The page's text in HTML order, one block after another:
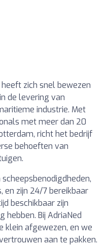
heeft zich snel bewezen
de levering van
industrie. Met
met meer dan 20
richt het bedrijf
behoeften van
en zijn 24/7 bereikbaar
beschikbaar zijn
hebben. Bij AdriaNed
klein afgewezen, en we
aan te pakken.